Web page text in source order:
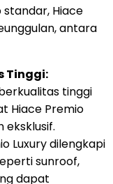
standar, Hiace
antara
Tinggi:
tinggi
Hiace Premio
eksklusif.
Luxury dilengkapi
sunroof,
dapat